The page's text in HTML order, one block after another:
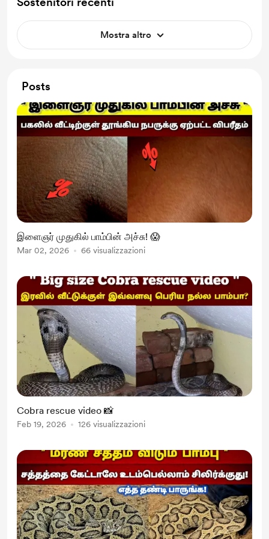
Mostra altro
Posts
இளைஞர் முதுகில் பாம்பின் அச்சு! 😱
Mar 02, 2026 66 visualizzazioni
Cobra rescue video 📸
Feb 19, 2026 126 visualizzazioni